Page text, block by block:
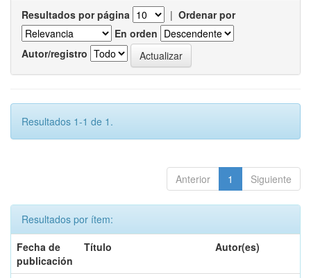
Resultados por página | Ordenar por
En orden
Autor/registro
Resultados 1-1 de 1.
Anterior 1 Siguiente
Resultados por ítem:
Fecha de
publicación
Título Autor(es)